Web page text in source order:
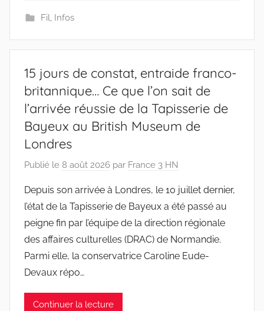
Fil, Infos
15 jours de constat, entraide franco-
britannique… Ce que l’on sait de
l’arrivée réussie de la Tapisserie de
Bayeux au British Museum de
Londres
Publié le 8 août 2026 par France 3 HN
Depuis son arrivée à Londres, le 10 juillet dernier,
l’état de la Tapisserie de Bayeux a été passé au
peigne fin par l’équipe de la direction régionale
des affaires culturelles (DRAC) de Normandie.
Parmi elle, la conservatrice Caroline Eude-
Devaux répo…
Continuer la lecture